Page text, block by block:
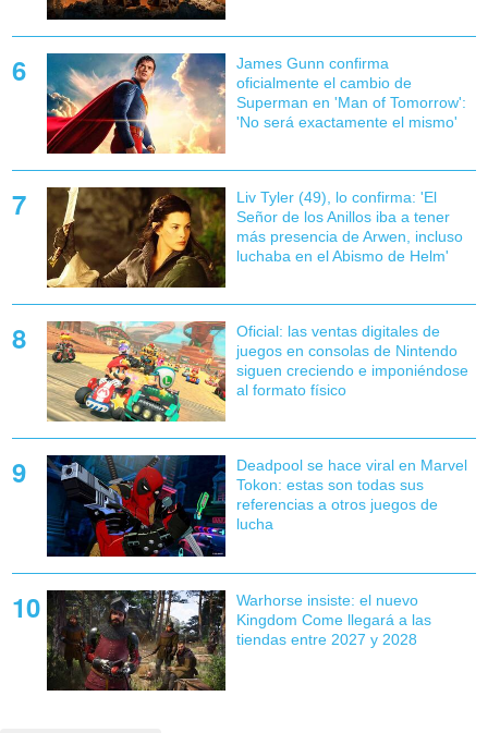
James Gunn confirma
oficialmente el cambio de
Superman en 'Man of Tomorrow':
'No será exactamente el mismo'
Liv Tyler (49), lo confirma: 'El
Señor de los Anillos iba a tener
más presencia de Arwen, incluso
luchaba en el Abismo de Helm'
Oficial: las ventas digitales de
juegos en consolas de Nintendo
siguen creciendo e imponiéndose
al formato físico
Deadpool se hace viral en Marvel
Tokon: estas son todas sus
referencias a otros juegos de
lucha
Warhorse insiste: el nuevo
Kingdom Come llegará a las
tiendas entre 2027 y 2028